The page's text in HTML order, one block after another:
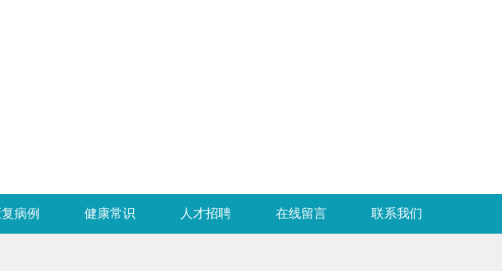
病例 健康常识 人才招聘 在线留言 联系我们